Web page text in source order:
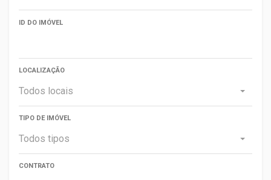
ID DO IMÓVEL
LOCALIZAÇÃO
Todos locais
TIPO DE IMÓVEL
Todos tipos
CONTRATO